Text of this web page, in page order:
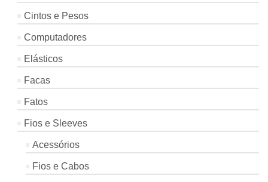
Cintos e Pesos
Computadores
Elásticos
Facas
Fatos
Fios e Sleeves
Acessórios
Fios e Cabos